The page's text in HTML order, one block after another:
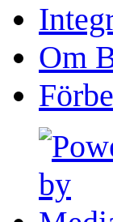
Om